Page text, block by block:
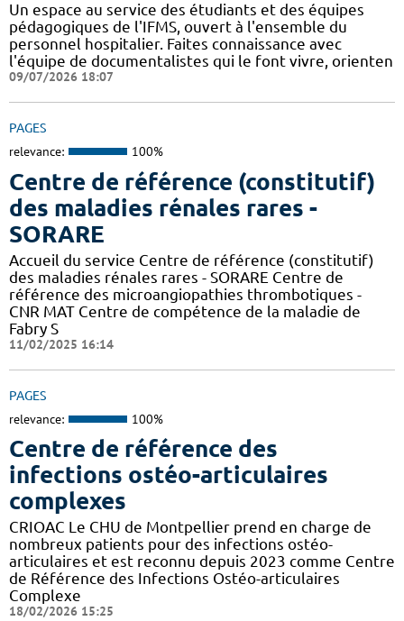
Un espace au service des étudiants et des équipes
pédagogiques de l'IFMS, ouvert à l'ensemble du
personnel hospitalier. Faites connaissance avec
l'équipe de documentalistes qui le font vivre, orienten
09/07/2026 18:07
PAGES
relevance: 100%
Centre de référence (constitutif)
des maladies rénales rares -
SORARE
Accueil du service Centre de référence (constitutif)
des maladies rénales rares - SORARE Centre de
référence des microangiopathies thrombotiques -
CNR MAT Centre de compétence de la maladie de
Fabry S
11/02/2025 16:14
PAGES
relevance: 100%
Centre de référence des
infections ostéo-articulaires
complexes
CRIOAC Le CHU de Montpellier prend en charge de
nombreux patients pour des infections ostéo-
articulaires et est reconnu depuis 2023 comme Centre
de Référence des Infections Ostéo-articulaires
Complexe
18/02/2026 15:25